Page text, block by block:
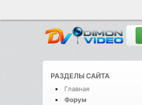
РАЗДЕЛЫ САЙТА
Главная
Форум